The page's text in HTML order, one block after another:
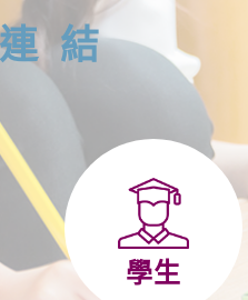
結
學生